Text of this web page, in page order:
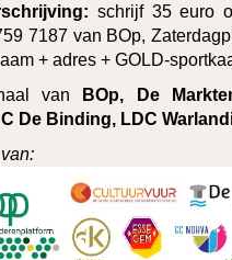
schrijf 35 euro
7187 van BOp,
+ adres + GOLD-
van BOp, De
De Binding, LDC